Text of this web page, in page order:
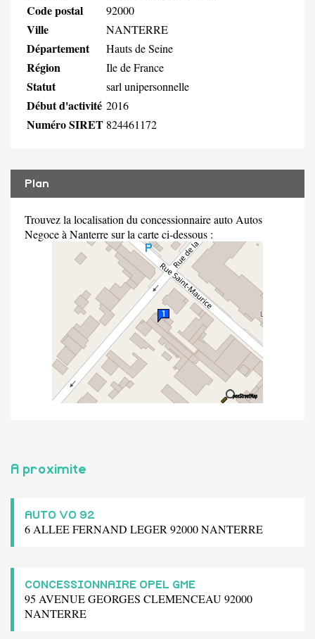
Code postal 92000
Ville NANTERRE
Département Hauts de Seine
Région Ile de France
Statut sarl unipersonnelle
Début d'activité 2016
Numéro SIRET 824461172
Plan
Trouvez la localisation du concessionnaire auto Autos
Negoce à Nanterre sur la carte ci-dessous :
A proximite
AUTO VO 92
6 ALLEE FERNAND LEGER 92000 NANTERRE
CONCESSIONNAIRE OPEL GME
95 AVENUE GEORGES CLEMENCEAU 92000
NANTERRE